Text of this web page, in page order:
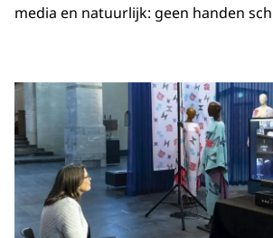
media en natuurlijk: geen handen